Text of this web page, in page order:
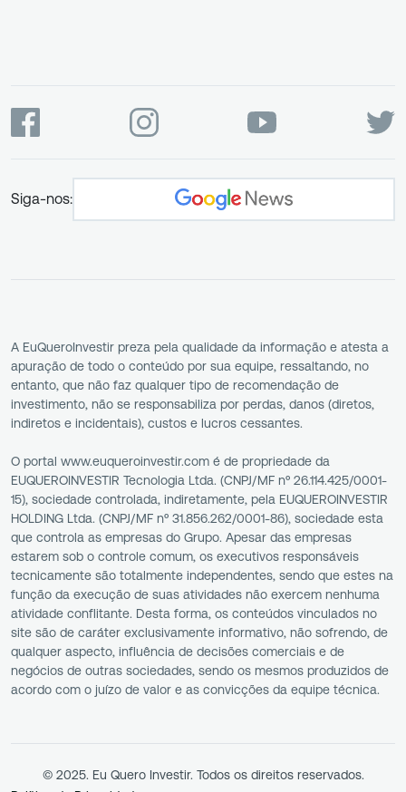
Siga-nos:
A EuQueroInvestir preza pela qualidade da informação e atesta a
apuração de todo o conteúdo por sua equipe, ressaltando, no
entanto, que não faz qualquer tipo de recomendação de
investimento, não se responsabiliza por perdas, danos (diretos,
indiretos e incidentais), custos e lucros cessantes.
O portal www.euqueroinvestir.com é de propriedade da
EUQUEROINVESTIR Tecnologia Ltda. (CNPJ/MF nº 26.114.425/0001-
15), sociedade controlada, indiretamente, pela EUQUEROINVESTIR
HOLDING Ltda. (CNPJ/MF nº 31.856.262/0001-86), sociedade esta
que controla as empresas do Grupo. Apesar das empresas
estarem sob o controle comum, os executivos responsáveis
tecnicamente são totalmente independentes, sendo que estes na
função da execução de suas atividades não exercem nenhuma
atividade conflitante. Desta forma, os conteúdos vinculados no
site são de caráter exclusivamente informativo, não sofrendo, de
qualquer aspecto, influência de decisões comerciais e de
negócios de outras sociedades, sendo os mesmos produzidos de
acordo com o juízo de valor e as convicções da equipe técnica.
© 2025. Eu Quero Investir. Todos os direitos reservados.